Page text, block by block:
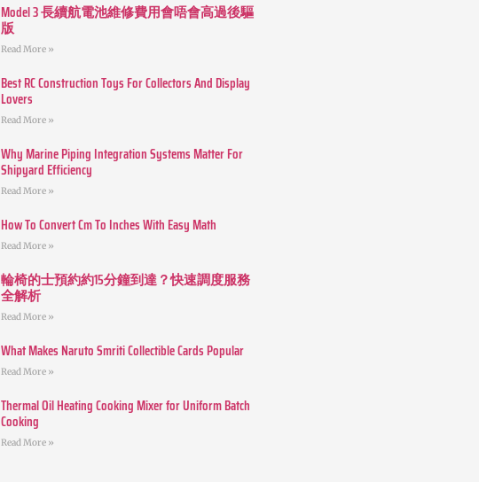
Model 3 長續航電池維修費用會唔會高過後驅
版
Read More »
Best RC Construction Toys For Collectors And Display
Lovers
Read More »
Why Marine Piping Integration Systems Matter For
Shipyard Efficiency
Read More »
How To Convert Cm To Inches With Easy Math
Read More »
輪椅的士預約約15分鐘到達？快速調度服務
全解析
Read More »
What Makes Naruto Smriti Collectible Cards Popular
Read More »
Thermal Oil Heating Cooking Mixer for Uniform Batch
Cooking
Read More »